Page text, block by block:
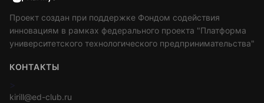
Проект создан при поддержке Фондом содействия
инновациям в рамках федерального проекта "Платформа
университетского технологического предпринимательства"
КОНТАКТЫ
>
kirill@ed-club.ru